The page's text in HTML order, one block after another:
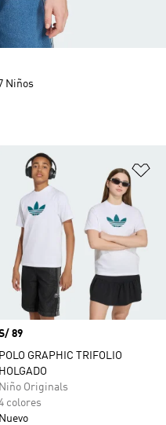
a la lista de deseos
89
POLO GRAPHIC TRIFOLIO
HOLGADO
Niño Originals
colores
Nuevo
Niños